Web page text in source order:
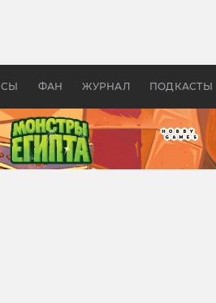
ФАН ЖУРНАЛ ПОДКАСТЫ
бы «Властелина колец»